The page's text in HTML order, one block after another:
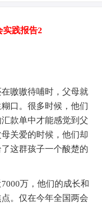
实践报告2
嗷嗷待哺时，父母就
口。很多时候，他们
款单中才能感觉到父
关爱的时候，他们却
这群孩子一个酸楚的
万，他们的成长和
。仅在今年全国两会